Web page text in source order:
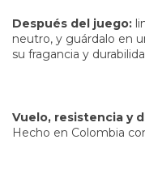
Después del juego:
neutro, y guárdalo en
su fragancia y
Vuelo, resistencia y
Hecho en Colombia